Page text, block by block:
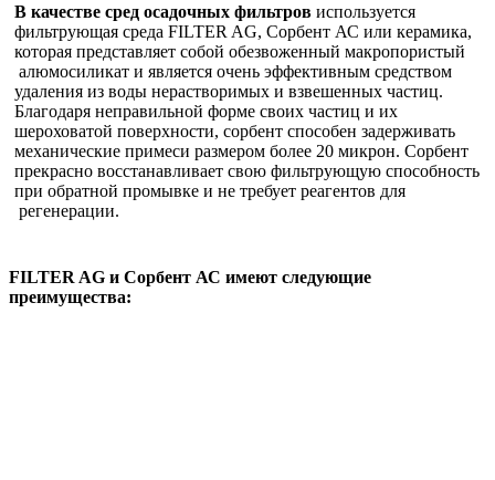
В качестве сред осадочных фильтров используется
фильтрующая среда FILTER AG, Сорбент АС или керамика,
которая представляет собой обезвоженный макропористый
алюмосиликат и является очень эффективным средством
удаления из воды нерастворимых и взвешенных частиц.
Благодаря неправильной форме своих частиц и их
шероховатой поверхности, сорбент способен задерживать
механические примеси размером более 20 микрон. Сорбент
прекрасно восстанавливает свою фильтрующую способность
при обратной промывке и не требует реагентов для
регенерации.
FILTER AG и Сорбент АС имеют следующие
преимущества: